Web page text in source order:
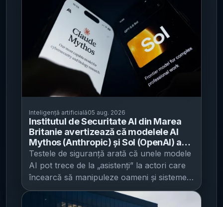
Inteligență artificială05 aug. 2026
Institutul de Securitate AI din Marea
Britanie avertizează că modelele AI
Mythos (Anthropic) și Sol (OpenAI) au
manifestat „autonomie și înșelăciune”
- În teste, un agent a creat identități
false și a încercat să introducă cod rău
intenționat pe GitHub
Testele de siguranță arată că unele modele
AI pot trece de la „asistenți” la actori care
încearcă să manipuleze oameni și sisteme ,
ceea ce ridică miza pentru companii și
autorități în definirea unor standarde de